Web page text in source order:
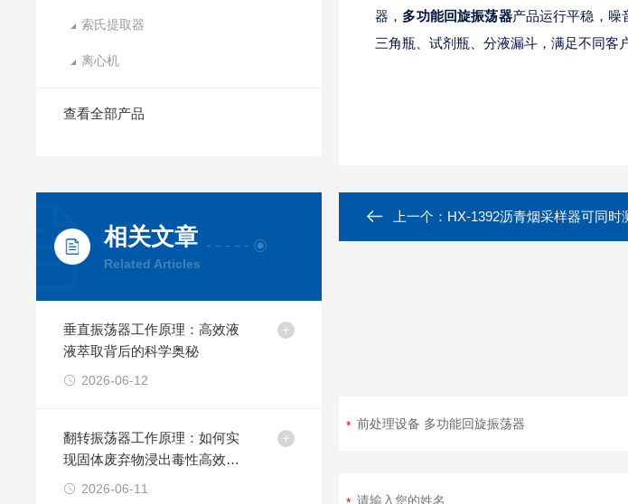
索氏提取器
离心机
查看全部产品
相关文章
Related Articles
垂直振荡器工作原理：高效液
液萃取背后的科学奥秘
2026-06-12
翻转振荡器工作原理：如何实
现固体废弃物浸出毒性高效检
测
2026-06-11
器， 多功能回旋振荡器产品运行平稳，噪
三角瓶、试剂瓶、分液漏斗，满足不同客
上一个： HX-1392沥青烟采样器可同时测